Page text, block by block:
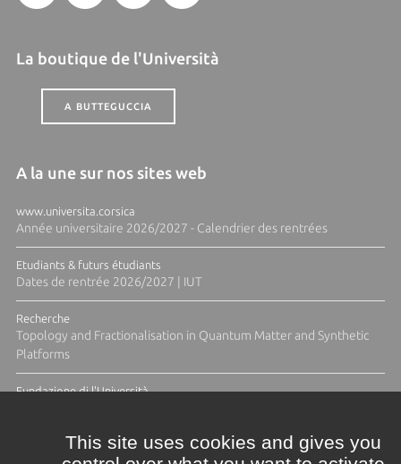
La boutique de l'Università
A BUTTEGUCCIA
A la une sur nos sites web
www.universita.corsica
Année universitaire 2026/2027 - Calendrier des rentrées
Etudiants & futurs étudiants
Dates de rentrée 2026/2027 | IUT
Recherche
Topology and Fractionalisation in Quantum Matter and Synthetic
Platforms
Fundazione di l'Università
This site uses cookies and gives you